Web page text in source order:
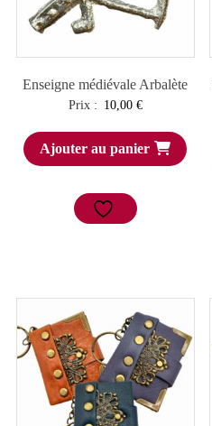
Enseigne médiévale Arbalète
Prix : 10,00 €
Ajouter au panier